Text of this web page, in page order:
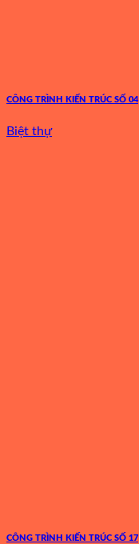
CÔNG TRÌNH KIẾN TRÚC SỐ 04
Biệt thự
CÔNG TRÌNH KIẾN TRÚC SỐ 17